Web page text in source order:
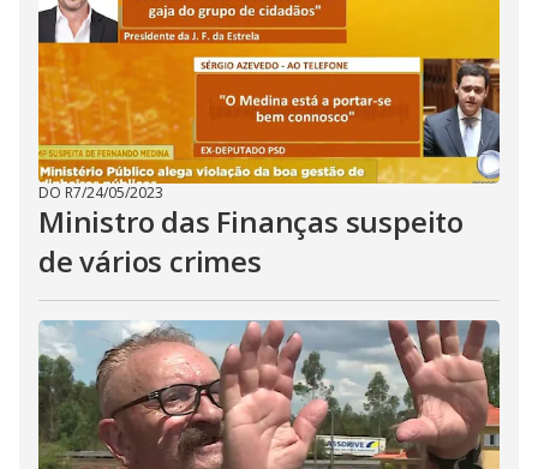
DO R7/24/05/2023
Ministro das Finanças suspeito
de vários crimes